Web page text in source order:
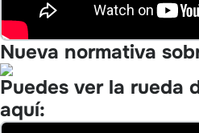
Nueva normativa
Puedes ver la rueda
aquí: